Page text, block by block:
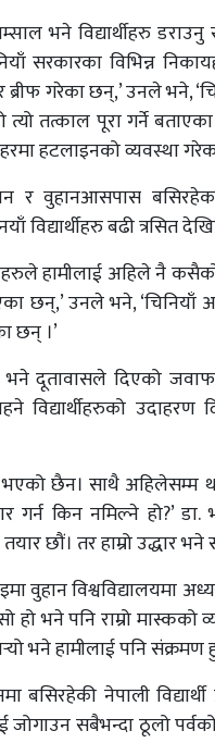
भने विद्यार्थीहरु
सरकारका विभिन्न
गरेका छन्,’ उनले भने,
तत्काल पूरा गर्ने
हटलाइनको व्यवस्था
र वुहानआसपास
विद्यार्थीहरु बढी त्रसित
हामीलाई अहिले नै
छन्,’ उनले भने, ‘चिनियाँ
छन् ।’
भने दूतावासले दिएको
विद्यार्थीहरुको
भएको छैन। साथै
गर्न किन नमिल्ने हो?’
छौं। तर हाम्रो उद्धार
वुहान विश्वविद्यालयमा
हो भने पनि राम्रो मास्कको
भने हामीलाई पनि संक्रमण
बसिरहेकी नेपाली
सबैभन्दा ठूलो